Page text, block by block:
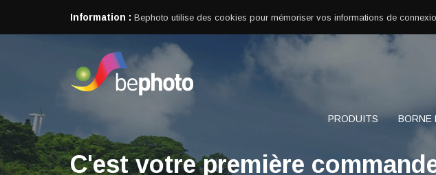
Information : Bephoto utilise des cookies pour mémoriser vos informations de
PRODUITS BORNE
C'est votre première